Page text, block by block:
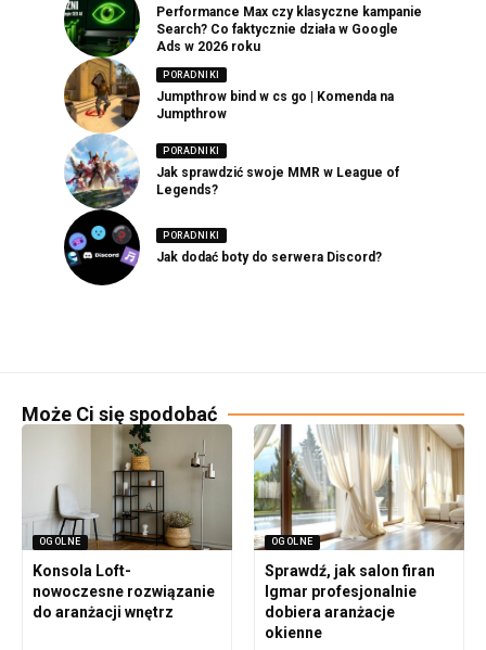
Performance Max czy klasyczne kampanie
Search? Co faktycznie działa w Google
Ads w 2026 roku
PORADNIKI
Jumpthrow bind w cs go | Komenda na
Jumpthrow
PORADNIKI
Jak sprawdzić swoje MMR w League of
Legends?
PORADNIKI
Jak dodać boty do serwera Discord?
Może Ci się spodobać
OGOLNE
Konsola Loft-
nowoczesne rozwiązanie
do aranżacji wnętrz
OGOLNE
Sprawdź, jak salon firan
Igmar profesjonalnie
dobiera aranżacje
okienne